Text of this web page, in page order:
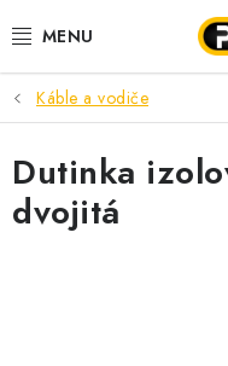
na
AKCIE
LED PÁSY
MODULÁRNE PRÍSTROJE
Káble a vodiče
Dutinka
dvojitá